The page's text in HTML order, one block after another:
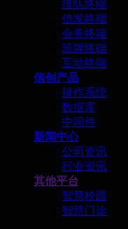
排队终端
信发终端
会务终端
班牌终端
互动终端
信创产品
操作系统
数据库
中间件
新闻中心
公司资讯
行业资讯
其他平台
智慧校园
智慧门诊